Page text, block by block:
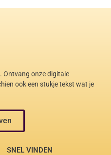
Ontvang onze digitale
ook een stukje tekst wat je
SNEL VINDEN